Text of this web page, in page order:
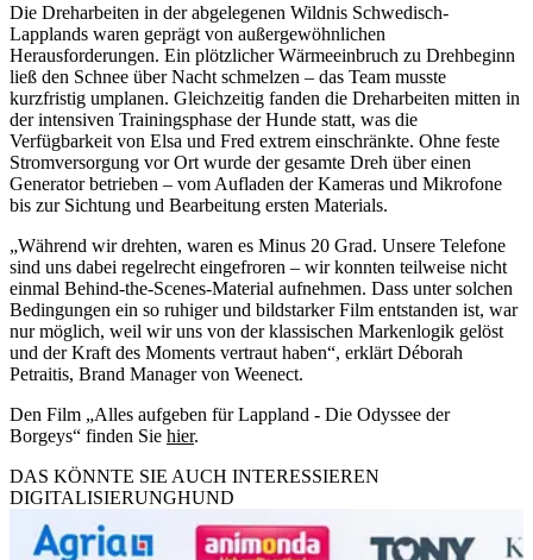
Die Dreharbeiten in der abgelegenen Wildnis Schwedisch-
Lapplands waren geprägt von außergewöhnlichen
Herausforderungen. Ein plötzlicher Wärmeeinbruch zu Drehbeginn
ließ den Schnee über Nacht schmelzen – das Team musste
kurzfristig umplanen. Gleichzeitig fanden die Dreharbeiten mitten in
der intensiven Trainingsphase der Hunde statt, was die
Verfügbarkeit von Elsa und Fred extrem einschränkte. Ohne feste
Stromversorgung vor Ort wurde der gesamte Dreh über einen
Generator betrieben – vom Aufladen der Kameras und Mikrofone
bis zur Sichtung und Bearbeitung ersten Materials.
„Während wir drehten, waren es Minus 20 Grad. Unsere Telefone
sind uns dabei regelrecht eingefroren – wir konnten teilweise nicht
einmal Behind-the-Scenes-Material aufnehmen. Dass unter solchen
Bedingungen ein so ruhiger und bildstarker Film entstanden ist, war
nur möglich, weil wir uns von der klassischen Markenlogik gelöst
und der Kraft des Moments vertraut haben“, erklärt Déborah
Petraitis, Brand Manager von Weenect.
Den Film „Alles aufgeben für Lappland - Die Odyssee der
Borgeys“ finden Sie hier.
DAS KÖNNTE SIE AUCH INTERESSIEREN
DIGITALISIERUNGHUND